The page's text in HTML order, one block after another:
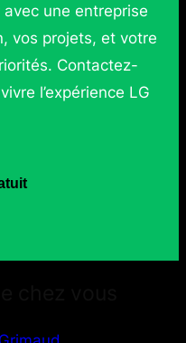
une entreprise
vos projets, et votre
Contactez-
l’expérience LG